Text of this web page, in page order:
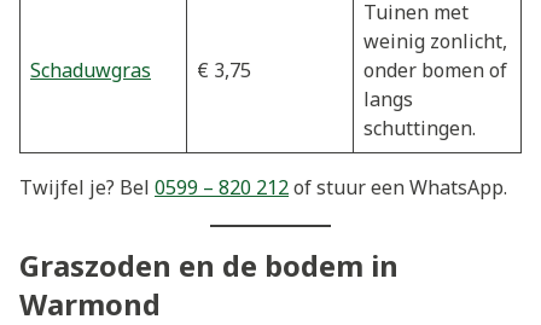
Schaduwgras € 3,75
Tuinen met
weinig zonlicht,
onder bomen of
langs
schuttingen.
Twijfel je? Bel 0599 – 820 212of stuur een WhatsApp.
Graszoden en de bodem in
Warmond